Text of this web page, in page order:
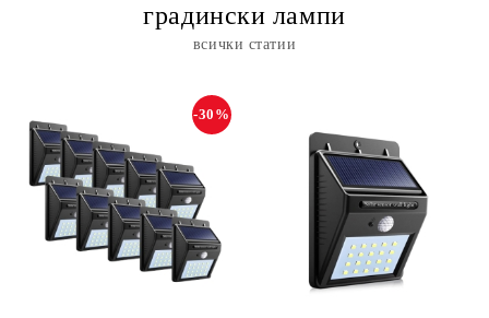
градински лампи
всички статии
-30%